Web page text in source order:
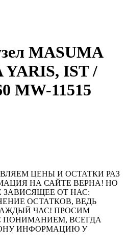
MASUMA
YARIS, IST /
MW-11515
ЦЕНЫ И ОСТАТКИ РАЗ
НА САЙТЕ ВЕРНА! НО
ЗАВИСЯЩЕЕ ОТ НАС:
ОСТАТКОВ, ВЕДЬ
ЧАС! ПРОСИМ
ПОНИМАНИЕМ, ВСЕГДА
ИНФОРМАЦИЮ У